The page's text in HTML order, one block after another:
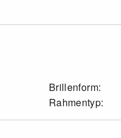
Brillenform:
Rahmentyp: